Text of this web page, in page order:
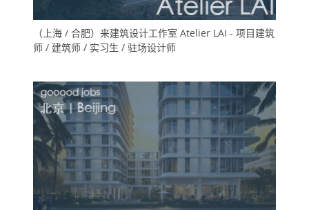
（上海 / 合肥）来建筑设计工作室 Atelier LAI - 项目建筑
师 / 建筑师 / 实习生 / 驻场设计师